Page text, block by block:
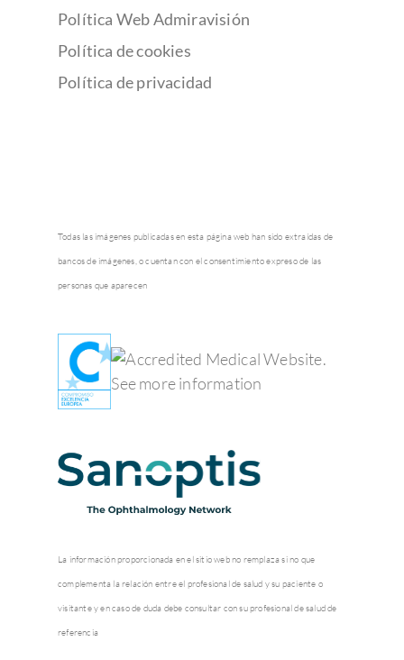
Política Web Admiravisión
Política de cookies
Política de privacidad
Todas las imágenes publicadas en esta página web han sido extraídas de
bancos de imágenes, o cuentan con el consentimiento expreso de las
personas que aparecen
La información proporcionada en el sitio web no remplaza si no que
complementa la relación entre el profesional de salud y su paciente o
visitante y en caso de duda debe consultar con su profesional de salud de
referencia